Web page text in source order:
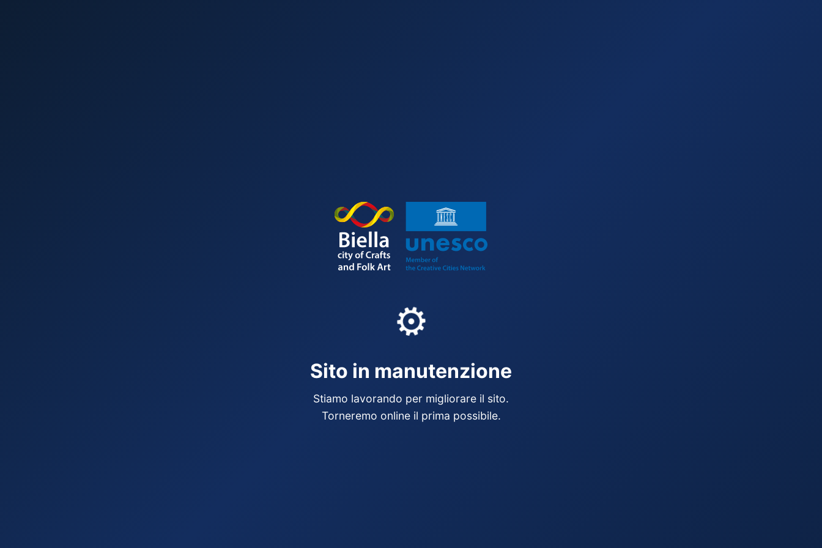
⚙️
Sito in manutenzione
Stiamo lavorando per migliorare il sito.
Torneremo online il prima possibile.